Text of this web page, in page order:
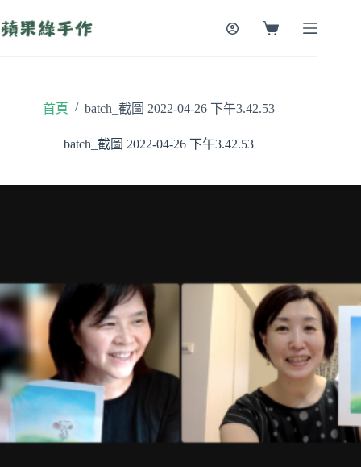
至
購
首頁 / batch_截圖 2022-04-26 下午3.42.53
batch_截圖 2022-04-26 下午3.42.53